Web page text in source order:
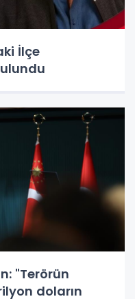
İlçe
"Terörün
doların